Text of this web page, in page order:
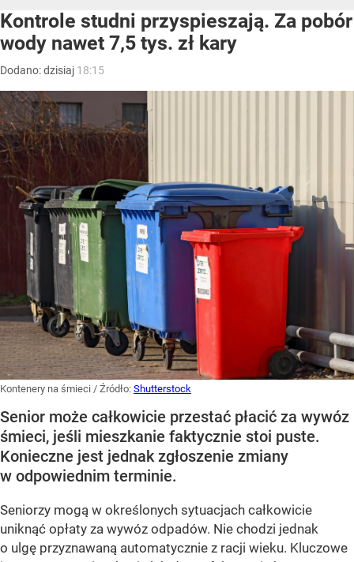
Kontrole studni przyspieszają. Za pobór
wody nawet 7,5 tys. zł kary
Dodano:dzisiaj 18:15
Kontenery na śmieci / Źródło: Shutterstock
Senior może całkowicie przestać płacić za wywóz
śmieci, jeśli mieszkanie faktycznie stoi puste.
Konieczne jest jednak zgłoszenie zmiany
w odpowiednim terminie.
Seniorzy mogą w określonych sytuacjach całkowicie
uniknąć opłaty za wywóz odpadów. Nie chodzi jednak
o ulgę przyznawaną automatycznie z racji wieku. Kluczowe